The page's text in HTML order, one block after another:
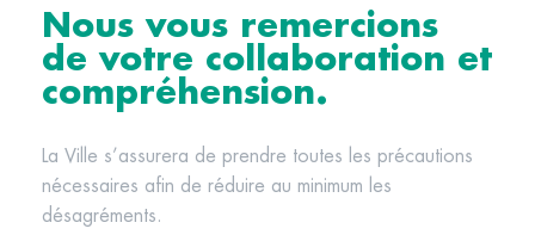
Nous vous remercions
de votre collaboration et
compréhension.
La Ville s’assurera de prendre toutes les précautions
nécessaires afin de réduire au minimum les
désagréments.